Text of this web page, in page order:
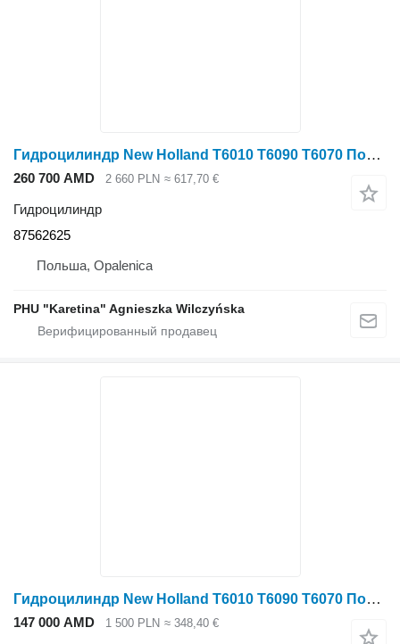
Гидроцилиндр New Holland T6010 T6090 T6070 Подъемный цилиндр 87562625 для трактора колесного New Holland T6010 T6090 T6070
260 700 AMD 2 660 PLN ≈ 617,70 €
Гидроцилиндр
87562625
Польша, Opalenica
PHU "Karetina" Agnieszka Wilczyńska
Гидроцилиндр New Holland T6010 T6090 T6070 Подъемный цилиндр со штоком 50 мм, ходом 170 мм 471 47134496 для трактора колесного New Holland T6010 T6090 T6070
147 000 AMD 1 500 PLN ≈ 348,40 €